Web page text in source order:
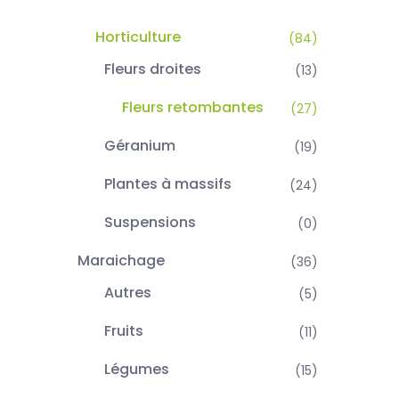
Horticulture (84)
Fleurs droites (13)
Fleurs retombantes (27)
Géranium (19)
Plantes à massifs (24)
Suspensions (0)
Maraichage (36)
Autres (5)
Fruits (11)
Légumes (15)